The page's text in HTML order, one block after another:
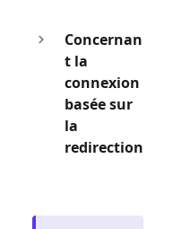
Concernan
t la
connexion
basée sur
la
redirection